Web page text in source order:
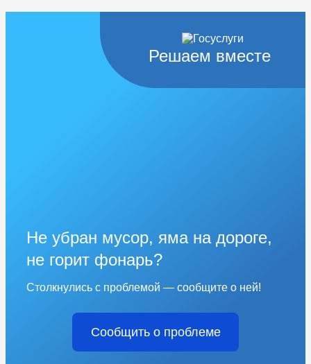
Решаем вместе
Не убран мусор, яма на дороге,
не горит фонарь?
Столкнулись с проблемой — сообщите о ней!
Сообщить о проблеме